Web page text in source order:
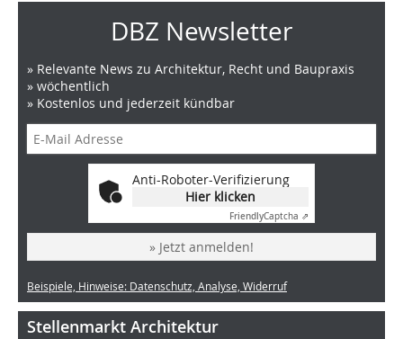
DBZ Newsletter
» Relevante News zu Architektur, Recht und Baupraxis
» wöchentlich
» Kostenlos und jederzeit kündbar
Anti-Roboter-Verifizierung
Hier klicken
FriendlyCaptcha ⇗
» Jetzt anmelden!
Beispiele, Hinweise: Datenschutz, Analyse, Widerruf
Stellenmarkt Architektur